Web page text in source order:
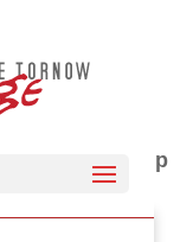
equivalent to
2"? in
wp-
functions.php